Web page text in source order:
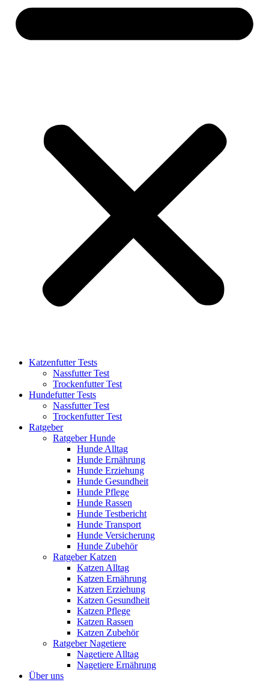
Katzenfutter Tests
Nassfutter Test
Trockenfutter Test
Hundefutter Tests
Nassfutter Test
Trockenfutter Test
Ratgeber
Ratgeber Hunde
Hunde Alltag
Hunde Ernährung
Hunde Erziehung
Hunde Gesundheit
Hunde Pflege
Hunde Rassen
Hunde Testbericht
Hunde Transport
Hunde Versicherung
Hunde Zubehör
Ratgeber Katzen
Katzen Alltag
Katzen Ernährung
Katzen Erziehung
Katzen Gesundheit
Katzen Pflege
Katzen Rassen
Katzen Zubehör
Ratgeber Nagetiere
Nagetiere Alltag
Nagetiere Ernährung
Über uns